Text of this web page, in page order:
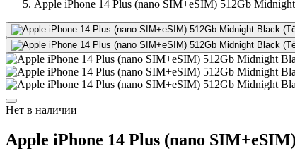
Apple iPhone 14 Plus (nano SIM+eSIM) 512Gb
Нет в наличии
Apple iPhone 14 Plus (nano